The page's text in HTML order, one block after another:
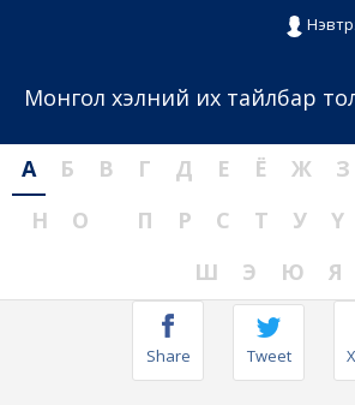
Монгол хэлний их тайлбар
А Б В Г Д Е Ё Ж З
Н
О П Р С Т У Ү
Ш
Э Ю Я
Share Tweet